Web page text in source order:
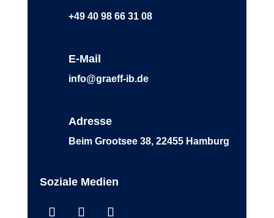
+49 40 98 66 31 08
E-Mail
info@graeff-ib.de
Adresse
Beim Grootsee 38, 22455 Hamburg
Soziale Medien